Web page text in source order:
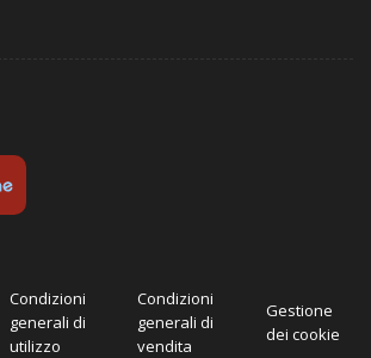
Condizioni
generali di
utilizzo
Condizioni
generali di
vendita
Gestione
dei cookie